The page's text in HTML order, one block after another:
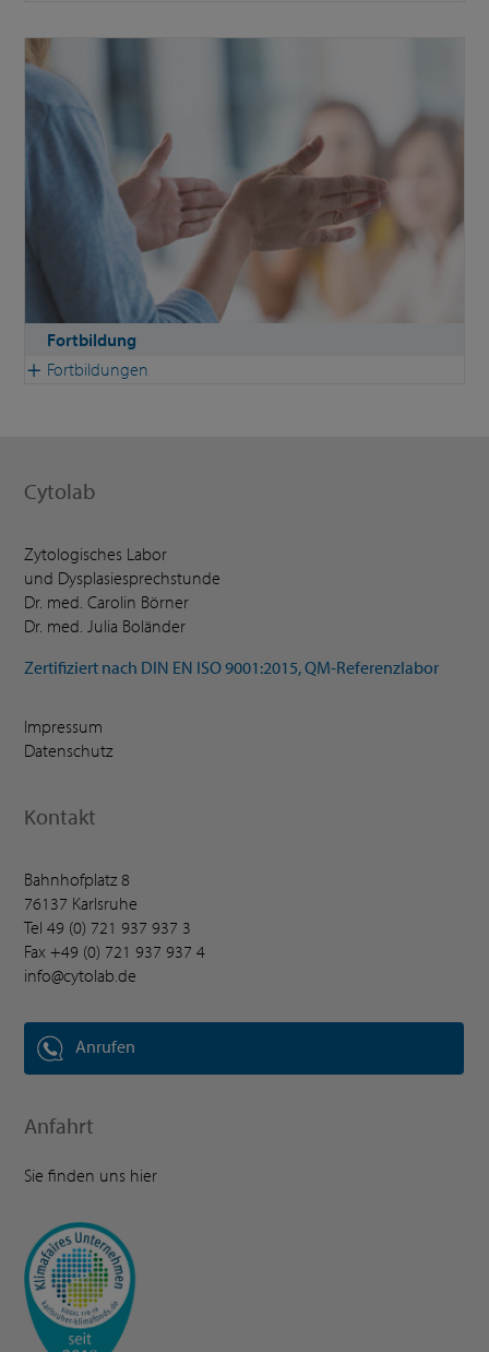
Fortbildung
Fortbildungen
Cytolab
Zytologisches Labor
und Dysplasiesprechstunde
Dr. med. Carolin Börner
Dr. med. Julia Boländer
Zertifiziert nach DIN EN ISO 9001:2015, QM-Referenzlabor
Impressum
Datenschutz
Kontakt
Bahnhofplatz 8
76137 Karlsruhe
Tel49 (0) 721 937 937 3
Fax +49 (0) 721 937 937 4
info@cytolab.de
Anrufen
Anfahrt
Sie finden uns hier